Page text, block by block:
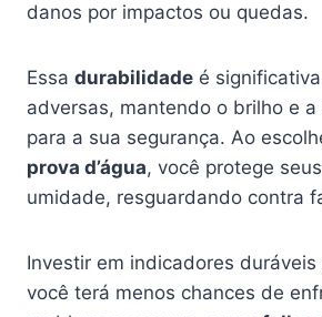
danos por impactos ou quedas.
Essa durabilidade é
adversas, mantendo o brilho e
para a sua segurança. Ao
prova d’água, você protege
umidade, resguardando contra
Investir em indicadores
você terá menos chances de